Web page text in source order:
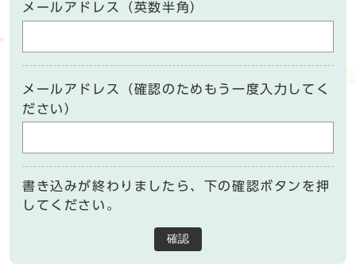
メールアドレス（英数半角）
メールアドレス（確認のためもう一度入力してく
ださい）
書き込みが終わりましたら、下の確認ボタンを押
してください。
確認